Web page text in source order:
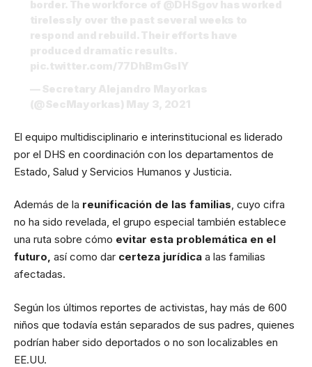
El equipo multidisciplinario e interinstitucional es liderado
por el DHS en coordinación con los departamentos de
Estado, Salud y Servicios Humanos y Justicia.
Además de la reunificación de las familias, cuyo cifra
no ha sido revelada, el grupo especial también establece
una ruta sobre cómo evitar esta problemática en el
futuro, así como dar certeza jurídica a las familias
afectadas.
Según los últimos reportes de activistas, hay más de 600
niños que todavía están separados de sus padres, quienes
podrían haber sido deportados o no son localizables en
EE.UU.